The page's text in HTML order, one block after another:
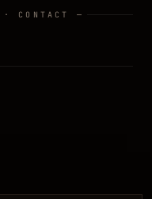
CONTACT —